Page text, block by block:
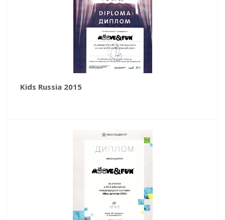
Kids Russia 2015